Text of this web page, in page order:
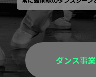
ダンス事